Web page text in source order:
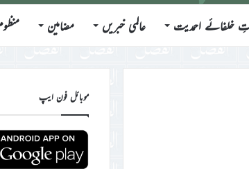
خلفائے احمدیت عالمی خبریں مضامین
موبائل فون ایپ